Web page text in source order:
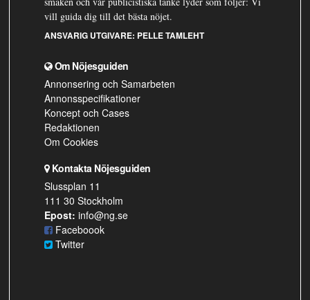
vill guida dig till det bästa nöjet.
ANSVARIG UTGIVARE: PELLE TAMLEHT
Om Nöjesguiden
Annonsering och Samarbeten
Annonsspecifikationer
Koncept och Cases
Redaktionen
Om Cookies
Kontakta Nöjesguiden
Slussplan 11
111 30 Stockholm
Epost: info@ng.se
Faceboook
Twitter